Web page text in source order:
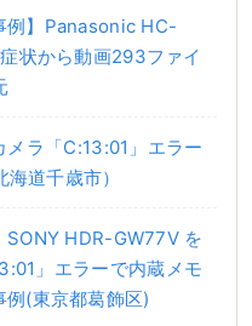
例】Panasonic HC-
状から動画293ファイ
ラ「C:13:01」エラー
道千歳市）
SONY HDR-GW77V を
」エラーで内蔵メモ
例(東京都葛飾区)